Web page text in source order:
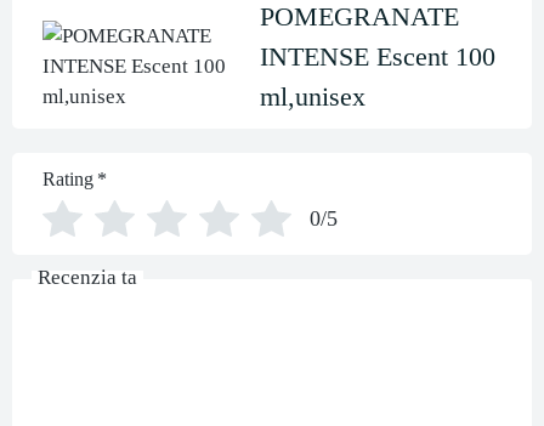
POMEGRANATE
INTENSE Escent 100
ml,unisex
Rating *
0/5
Recenzia ta